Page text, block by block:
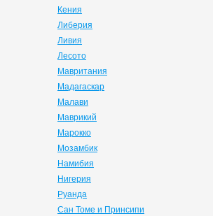
Кения
Либерия
Ливия
Лесото
Мавритания
Мадагаскар
Малави
Маврикий
Марокко
Мозамбик
Намибия
Нигерия
Руанда
Сан Томе и Принсипи